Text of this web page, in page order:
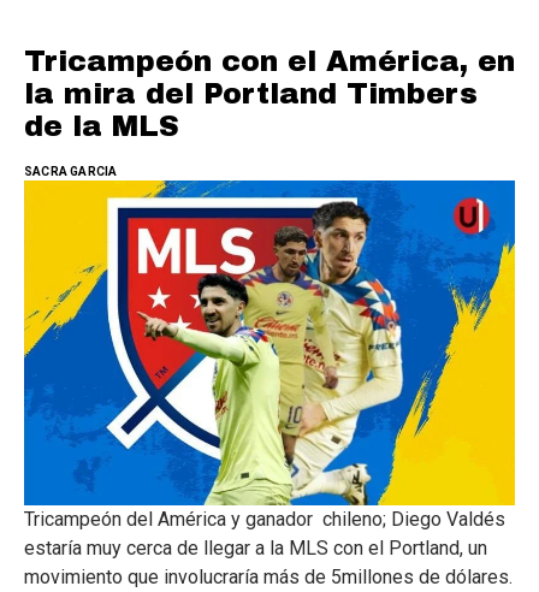
Tricampeón con el América, en
la mira del Portland Timbers
de la MLS
SACRA GARCIA
Tricampeón del América y ganador chileno; Diego Valdés
estaría muy cerca de llegar a la MLS con el Portland, un
movimiento que involucraría más de 5millones de dólares.